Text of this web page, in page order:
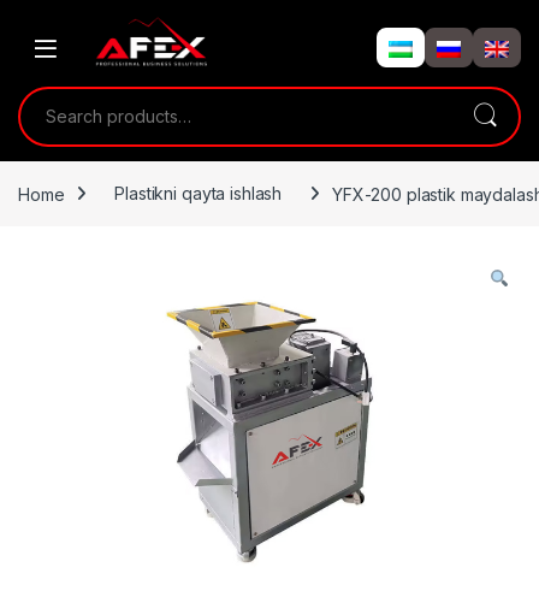
Search for:
Home Plastikni qayta ishlash YFX-200 plastik